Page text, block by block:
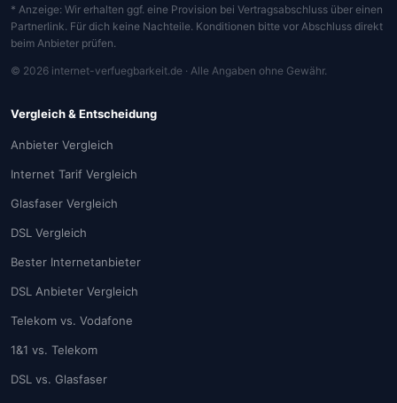
* Anzeige: Wir erhalten ggf. eine Provision bei Vertragsabschluss über einen
Partnerlink. Für dich keine Nachteile. Konditionen bitte vor Abschluss direkt
beim Anbieter prüfen.
© 2026 internet-verfuegbarkeit.de · Alle Angaben ohne Gewähr.
Vergleich & Entscheidung
Anbieter Vergleich
Internet Tarif Vergleich
Glasfaser Vergleich
DSL Vergleich
Bester Internetanbieter
DSL Anbieter Vergleich
Telekom vs. Vodafone
1&1 vs. Telekom
DSL vs. Glasfaser